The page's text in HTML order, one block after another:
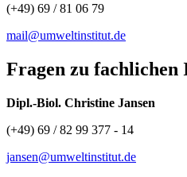
(+49) 69 / 81 06 79
mail@umweltinstitut.de
Fragen zu fachlichen
Dipl.-Biol. Christine Jansen
(+49) 69 / 82 99 377 - 14
jansen@umweltinstitut.de